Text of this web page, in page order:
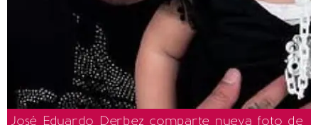
José Eduardo Derbez comparte nueva foto de